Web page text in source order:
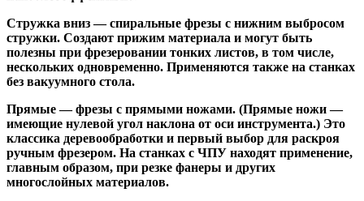
Стружка вниз— спиральные фрезы с нижним выбросом
стружки. Создают прижим материала и могут быть
полезны при фрезеровании тонких листов, в том числе,
нескольких одновременно. Применяются также на станках
без вакуумного стола.
Прямые— фрезы с прямыми ножами. (Прямые ножи —
имеющие нулевой угол наклона от оси инструмента.) Это
классика деревообработки и первый выбор для раскроя
ручным фрезером. На станках с ЧПУ находят применение,
главным образом, при резке фанеры и других
многослойных материалов.